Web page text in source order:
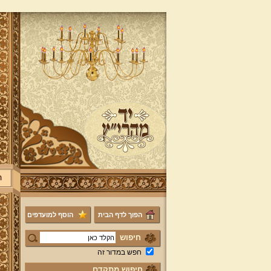
הפוך לדף הבית הוסף למועדפים
חיפוש
חפש במדור זה